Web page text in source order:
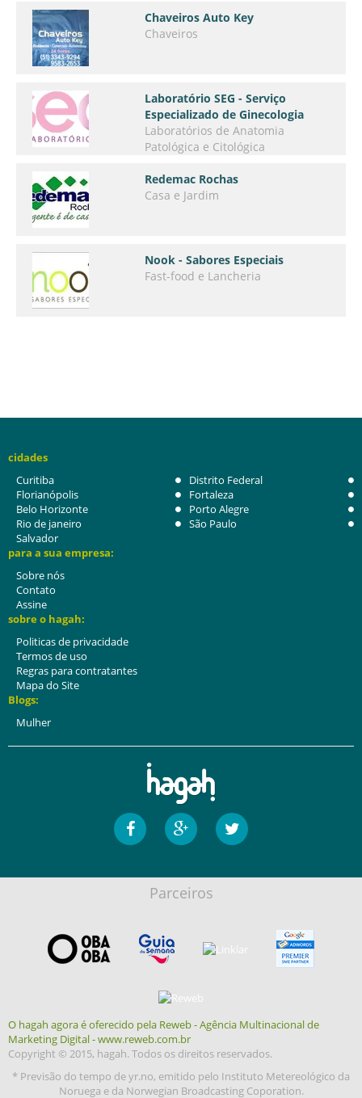
Chaveiros Auto Key
Chaveiros
Laboratório SEG - Serviço
Especializado de Ginecologia
Laboratórios de Anatomia
Patológica e Citológica
Redemac Rochas
Casa e Jardim
Nook - Sabores Especiais
Fast-food e Lancheria
cidades
Curitiba
Distrito Federal
Florianópolis
Fortaleza
Belo Horizonte
Porto Alegre
Rio de janeiro
São Paulo
Salvador
para a sua empresa:
Sobre nós
Contato
Assine
sobre o hagah:
Politicas de privacidade
Termos de uso
Regras para contratantes
Mapa do Site
Blogs:
Mulher
Parceiros
O hagah agora é oferecido pela Reweb - Agência Multinacional de
Marketing Digital - www.reweb.com.br
Copyright © 2015, hagah. Todos os direitos reservados.
* Previsão do tempo de yr.no, emitido pelo Instituto Metereológico da
Noruega e da Norwegian Broadcasting Coporation.